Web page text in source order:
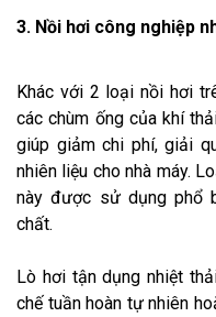
3. Nồi hơi công nghiệp
Khác với 2 loại nồi hơi
các chùm ống của khí
giúp giảm chi phí, giải
nhiên liệu cho nhà máy.
này được sử dụng phổ
chất.
Lò hơi tận dụng nhiệt
chế tuần hoàn tự nhiên